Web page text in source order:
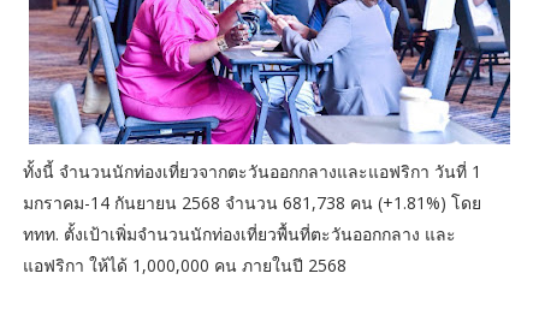
ทั้งนี้ จำนวนนักท่องเที่ยวจากตะวันออกกลางและแอฟริกา วันที่ 1
มกราคม-14 กันยายน 2568 จำนวน 681,738 คน (+1.81%) โดย
ททท. ตั้งเป้าเพิ่มจำนวนนักท่องเที่ยวพื้นที่ตะวันออกกลาง และ
แอฟริกา ให้ได้ 1,000,000 คน ภายในปี 2568